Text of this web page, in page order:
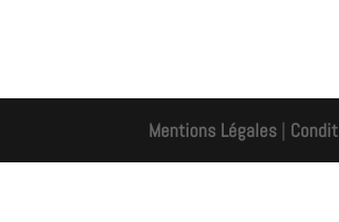
Mentions Légales |